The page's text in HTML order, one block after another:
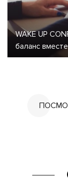
WAKE UP
баланс